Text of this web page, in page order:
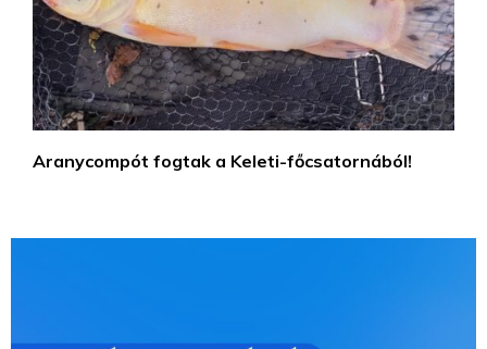
Aranycompót fogtak a Keleti-főcsatornából!